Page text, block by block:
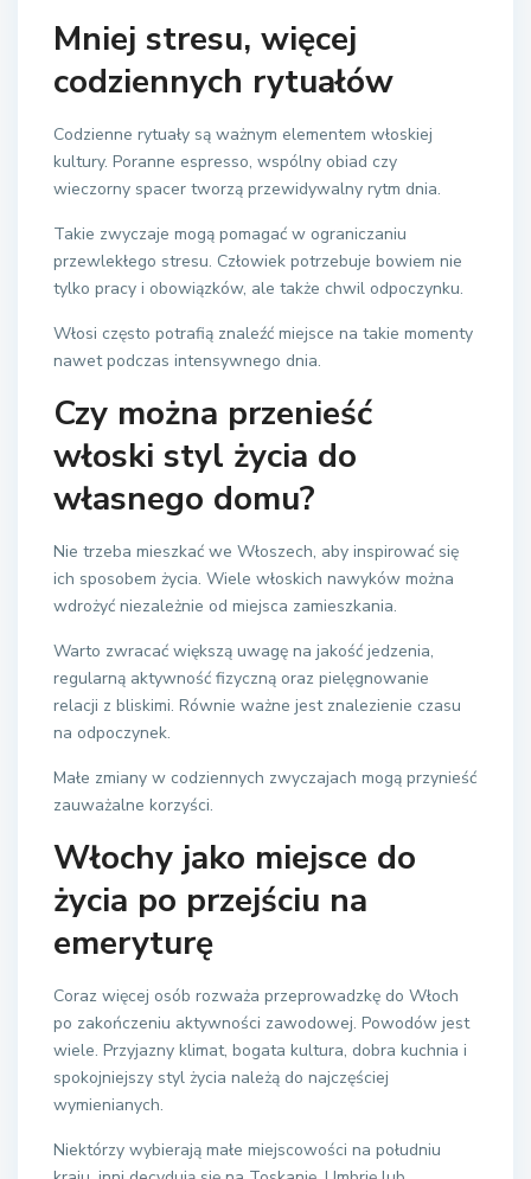
Mniej stresu, więcej
codziennych rytuałów
Codzienne rytuały są ważnym elementem włoskiej
kultury. Poranne espresso, wspólny obiad czy
wieczorny spacer tworzą przewidywalny rytm dnia.
Takie zwyczaje mogą pomagać w ograniczaniu
przewlekłego stresu. Człowiek potrzebuje bowiem nie
tylko pracy i obowiązków, ale także chwil odpoczynku.
Włosi często potrafią znaleźć miejsce na takie momenty
nawet podczas intensywnego dnia.
Czy można przenieść
włoski styl życia do
własnego domu?
Nie trzeba mieszkać we Włoszech, aby inspirować się
ich sposobem życia. Wiele włoskich nawyków można
wdrożyć niezależnie od miejsca zamieszkania.
Warto zwracać większą uwagę na jakość jedzenia,
regularną aktywność fizyczną oraz pielęgnowanie
relacji z bliskimi. Równie ważne jest znalezienie czasu
na odpoczynek.
Małe zmiany w codziennych zwyczajach mogą przynieść
zauważalne korzyści.
Włochy jako miejsce do
życia po przejściu na
emeryturę
Coraz więcej osób rozważa przeprowadzkę do Włoch
po zakończeniu aktywności zawodowej. Powodów jest
wiele. Przyjazny klimat, bogata kultura, dobra kuchnia i
spokojniejszy styl życia należą do najczęściej
wymienianych.
Niektórzy wybierają małe miejscowości na południu